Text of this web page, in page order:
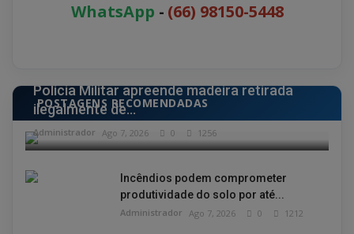
WhatsApp - (66) 98150-5448
POSTAGENS RECOMENDADAS
Polícia Militar apreende madeira retirada
ilegalmente de...
Administrador Ago 7, 2026 0 1256
Incêndios podem comprometer
produtividade do solo por até...
Administrador Ago 7, 2026 0 1212